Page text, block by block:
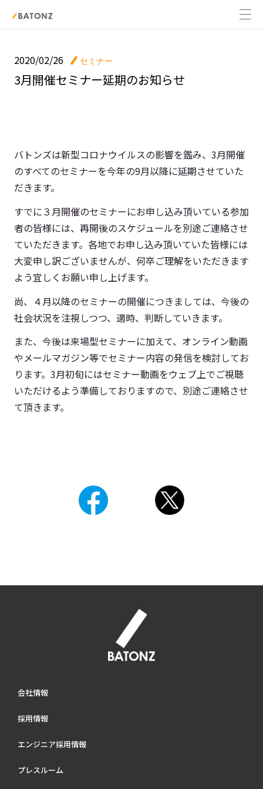
2020/02/26 セミナー
3月開催セミナー延期のお知らせ
バトンズは新型コロナウイルスの影響を鑑み、3月開催
のすべてのセミナーを今年の9月以降に延期させていた
だきます。
すでに３月開催のセミナーにお申し込み頂いている参加
者の皆様には、再開後のスケジュールを別途ご連絡させ
ていただきます。各地でお申し込み頂いていた皆様には
大変申し訳ございませんが、何卒ご理解をいただきます
よう宜しくお願い申し上げます。
尚、４月以降のセミナーの開催につきましては、今後の
社会状況を注視しつつ、適時、判断していきます。
また、今後は来場型セミナーに加えて、オンライン動画
やメールマガジン等でセミナー内容の発信を検討してお
ります。3月初旬にはセミナー動画をウェブ上でご視聴
いただけるよう準備しておりますので、別途ご連絡させ
て頂きます。
会社情報
採用情報
エンジニア採用情報
プレスルーム